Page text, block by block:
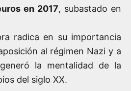
en 2017, subastado en
radica en su importancia
al régimen Nazi y a
la mentalidad de la
del siglo XX.